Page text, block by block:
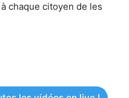
chaque citoyen de les